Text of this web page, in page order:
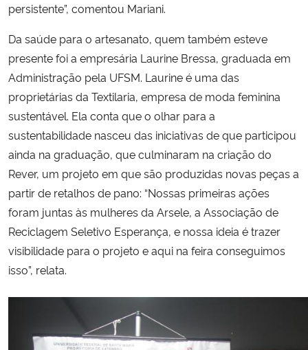
persistente”, comentou Mariani.
Da saúde para o artesanato, quem também esteve
presente foi a empresária Laurine Bressa, graduada em
Administração pela UFSM. Laurine é uma das
proprietárias da Textilaria, empresa de moda feminina
sustentável. Ela conta que o olhar para a
sustentabilidade nasceu das iniciativas de que participou
ainda na graduação, que culminaram na criação do
Rever, um projeto em que são produzidas novas peças a
partir de retalhos de pano: “Nossas primeiras ações
foram juntas às mulheres da Arsele, a Associação de
Reciclagem Seletivo Esperança, e nossa ideia é trazer
visibilidade para o projeto e aqui na feira conseguimos
isso”, relata.